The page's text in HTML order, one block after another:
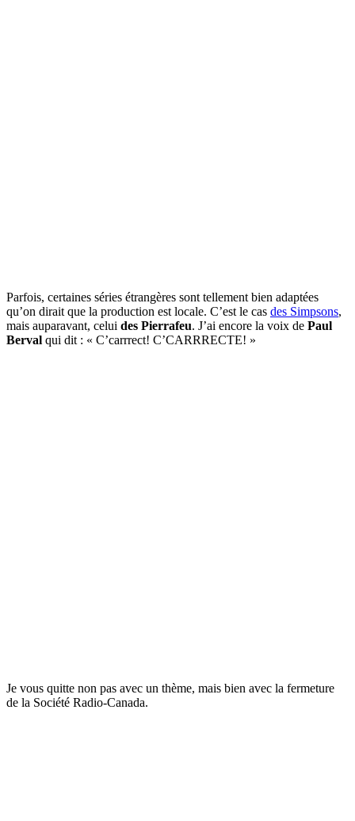
Parfois, certaines séries étrangères sont tellement bien adaptées
qu’on dirait que la production est locale. C’est le cas des Simpsons,
mais auparavant, celui des Pierrafeu. J’ai encore la voix de Paul
Berval qui dit : « C’carrrect! C’CARRRECTE! »
Je vous quitte non pas avec un thème, mais bien avec la fermeture
de la Société Radio-Canada.